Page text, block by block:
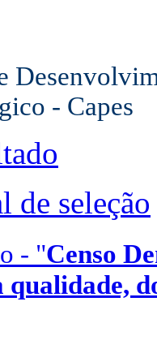
- Capes
de seleção
- "Censo
qualidade,